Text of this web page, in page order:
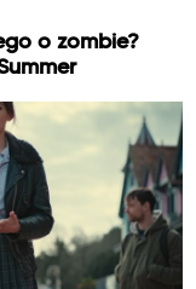
o zombie?